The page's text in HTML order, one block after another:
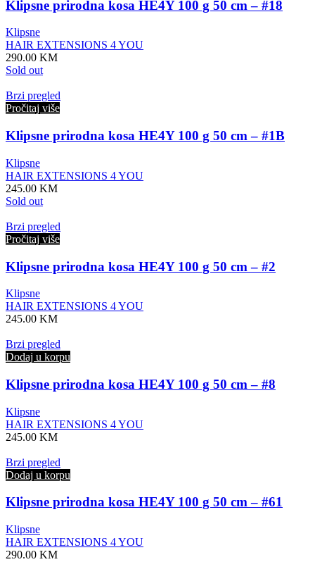
Klipsne prirodna kosa HE4Y 100 g 50 cm – #18
Klipsne
HAIR EXTENSIONS 4 YOU
290.00 KM
Sold out
Brzi pregled
Pročitaj više
Klipsne prirodna kosa HE4Y 100 g 50 cm – #1B
Klipsne
HAIR EXTENSIONS 4 YOU
245.00 KM
Sold out
Brzi pregled
Pročitaj više
Klipsne prirodna kosa HE4Y 100 g 50 cm – #2
Klipsne
HAIR EXTENSIONS 4 YOU
245.00 KM
Brzi pregled
Dodaj u korpu
Klipsne prirodna kosa HE4Y 100 g 50 cm – #8
Klipsne
HAIR EXTENSIONS 4 YOU
245.00 KM
Brzi pregled
Dodaj u korpu
Klipsne prirodna kosa HE4Y 100 g 50 cm – #61
Klipsne
HAIR EXTENSIONS 4 YOU
290.00 KM